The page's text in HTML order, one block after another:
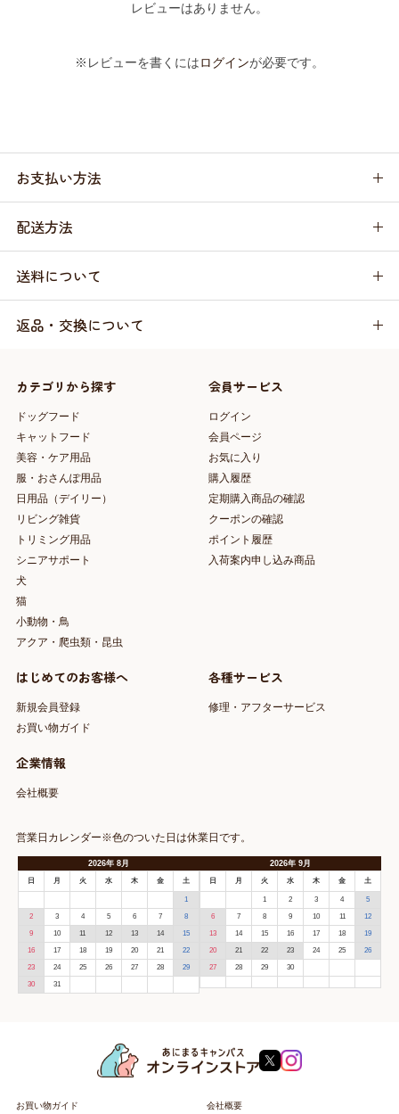
レビューはありません。
※レビューを書くにはログインが必要です。
お支払い方法
配送方法
送料について
返品・交換について
カテゴリから探す
ドッグフード
キャットフード
美容・ケア用品
服・おさんぽ用品
日用品（デイリー）
リビング雑貨
トリミング用品
シニアサポート
犬
猫
小動物・鳥
アクア・爬虫類・昆虫
会員サービス
ログイン
会員ページ
お気に入り
購入履歴
定期購入商品の確認
クーポンの確認
ポイント履歴
入荷案内申し込み商品
はじめてのお客様へ
新規会員登録
お買い物ガイド
各種サービス
修理・アフターサービス
企業情報
会社概要
営業日カレンダー※色のついた日は休業日です。
2026年 8月
日 月 火 水 木 金 土
1
2 3 4 5 6 7 8
9 10 11 12 13 14 15
16 17 18 19 20 21 22
23 24 25 26 27 28 29
30 31
2026年9月
日 月 火 水 木 金 土
1 2 3 4 5
6 7 8 9 10 11 12
13 14 15 16 17 18 19
20 21 22 23 24 25 26
27 28 29 30
お買い物ガイド 会社概要